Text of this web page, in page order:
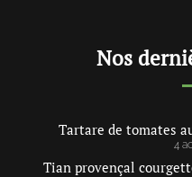
Nos
Tartare de tomates
4
Tian provençal